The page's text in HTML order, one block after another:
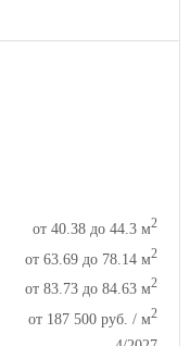
от 40.38 до 44.3 м2
от 63.69 до 78.14 м2
от 83.73 до 84.63 м2
от 187 500 руб. / м2